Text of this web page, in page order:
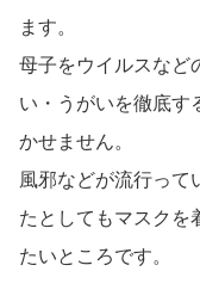
ます。
母子をウイルスなど
い・うがいを徹底す
かせません。
風邪などが流行って
たとしてもマスクを
たいところです。